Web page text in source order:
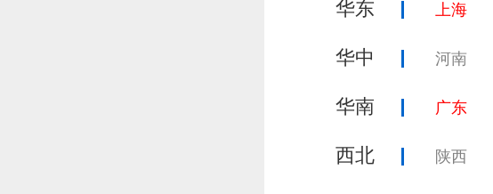
华东 上海
华中 河南
华南 广东
西北 陕西